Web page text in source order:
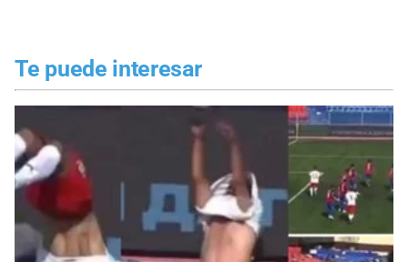
Te puede interesar